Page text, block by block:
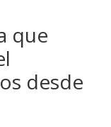
que
desde